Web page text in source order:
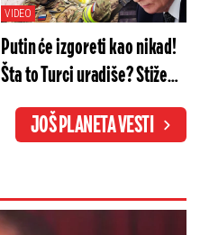
VIDEO
Putin će izgoreti kao nikad!
Šta to Turci uradiše? Stiže
mega-paket stravičnog
naoružanja
JOŠ PLANETA VESTI